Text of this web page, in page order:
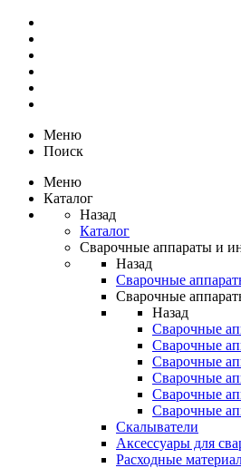
Меню
Поиск
Меню
Каталог
Назад
Каталог
Сварочные аппараты и
Назад
Сварочные
Сварочные
Назад
Сварочные
Сварочные
Сварочные
Сварочные
Сварочные
Cварочные
Скалыватели
Аксессуары для
Расходные